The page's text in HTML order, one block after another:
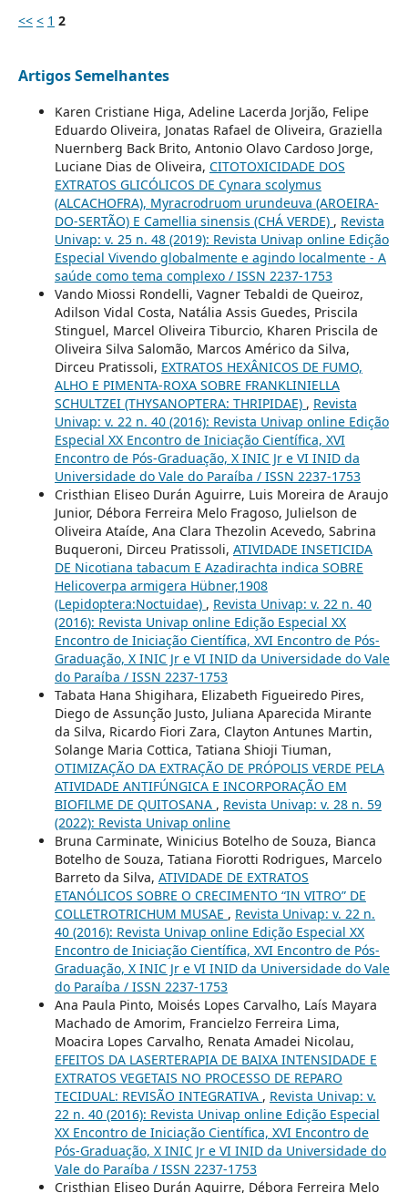
<< < 1 2
Artigos Semelhantes
Karen Cristiane Higa, Adeline Lacerda Jorjão, Felipe
Eduardo Oliveira, Jonatas Rafael de Oliveira, Graziella
Nuernberg Back Brito, Antonio Olavo Cardoso Jorge,
Luciane Dias de Oliveira, CITOTOXICIDADE DOS
EXTRATOS GLICÓLICOS DE Cynara scolymus
(ALCACHOFRA), Myracrodruom urundeuva (AROEIRA-
DO-SERTÃO) E Camellia sinensis (CHÁ VERDE) , Revista
Univap: v. 25 n. 48 (2019): Revista Univap online Edição
Especial Vivendo globalmente e agindo localmente - A
saúde como tema complexo / ISSN 2237-1753
Vando Miossi Rondelli, Vagner Tebaldi de Queiroz,
Adilson Vidal Costa, Natália Assis Guedes, Priscila
Stinguel, Marcel Oliveira Tiburcio, Kharen Priscila de
Oliveira Silva Salomão, Marcos Américo da Silva,
Dirceu Pratissoli, EXTRATOS HEXÂNICOS DE FUMO,
ALHO E PIMENTA-ROXA SOBRE FRANKLINIELLA
SCHULTZEI (THYSANOPTERA: THRIPIDAE) , Revista
Univap: v. 22 n. 40 (2016): Revista Univap online Edição
Especial XX Encontro de Iniciação Científica, XVI
Encontro de Pós-Graduação, X INIC Jr e VI INID da
Universidade do Vale do Paraíba / ISSN 2237-1753
Cristhian Eliseo Durán Aguirre, Luis Moreira de Araujo
Junior, Débora Ferreira Melo Fragoso, Julielson de
Oliveira Ataíde, Ana Clara Thezolin Acevedo, Sabrina
Buqueroni, Dirceu Pratissoli, ATIVIDADE INSETICIDA
DE Nicotiana tabacum E Azadirachta indica SOBRE
Helicoverpa armigera Hübner,1908
(Lepidoptera:Noctuidae) , Revista Univap: v. 22 n. 40
(2016): Revista Univap online Edição Especial XX
Encontro de Iniciação Científica, XVI Encontro de Pós-
Graduação, X INIC Jr e VI INID da Universidade do Vale
do Paraíba / ISSN 2237-1753
Tabata Hana Shigihara, Elizabeth Figueiredo Pires,
Diego de Assunção Justo, Juliana Aparecida Mirante
da Silva, Ricardo Fiori Zara, Clayton Antunes Martin,
Solange Maria Cottica, Tatiana Shioji Tiuman,
OTIMIZAÇÃO DA EXTRAÇÃO DE PRÓPOLIS VERDE PELA
ATIVIDADE ANTIFÚNGICA E INCORPORAÇÃO EM
BIOFILME DE QUITOSANA , Revista Univap: v. 28 n. 59
(2022): Revista Univap online
Bruna Carminate, Winicius Botelho de Souza, Bianca
Botelho de Souza, Tatiana Fiorotti Rodrigues, Marcelo
Barreto da Silva, ATIVIDADE DE EXTRATOS
ETANÓLICOS SOBRE O CRECIMENTO “IN VITRO” DE
COLLETROTRICHUM MUSAE , Revista Univap: v. 22 n.
40 (2016): Revista Univap online Edição Especial XX
Encontro de Iniciação Científica, XVI Encontro de Pós-
Graduação, X INIC Jr e VI INID da Universidade do Vale
do Paraíba / ISSN 2237-1753
Ana Paula Pinto, Moisés Lopes Carvalho, Laís Mayara
Machado de Amorim, Francielzo Ferreira Lima,
Moacira Lopes Carvalho, Renata Amadei Nicolau,
EFEITOS DA LASERTERAPIA DE BAIXA INTENSIDADE E
EXTRATOS VEGETAIS NO PROCESSO DE REPARO
TECIDUAL: REVISÃO INTEGRATIVA , Revista Univap: v.
22 n. 40 (2016): Revista Univap online Edição Especial
XX Encontro de Iniciação Científica, XVI Encontro de
Pós-Graduação, X INIC Jr e VI INID da Universidade do
Vale do Paraíba / ISSN 2237-1753
Cristhian Eliseo Durán Aguirre, Débora Ferreira Melo